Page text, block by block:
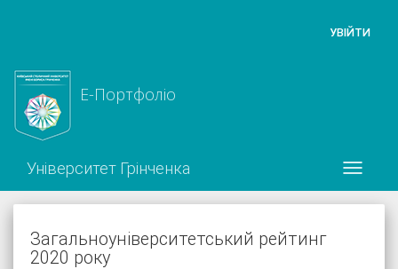
УВІЙТИ
Е-Портфоліо
Університет Грінченка
Загальноуніверситетський рейтинг
2020 року